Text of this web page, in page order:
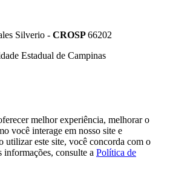
Silverio - CROSP66202
Estadual de Campinas
melhor experiência, melhorar o
você interage em nosso site e
utilizar este site, você concorda com o
informações, consulte a Política de